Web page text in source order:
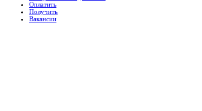
Оплатить
Получить
Вакансии